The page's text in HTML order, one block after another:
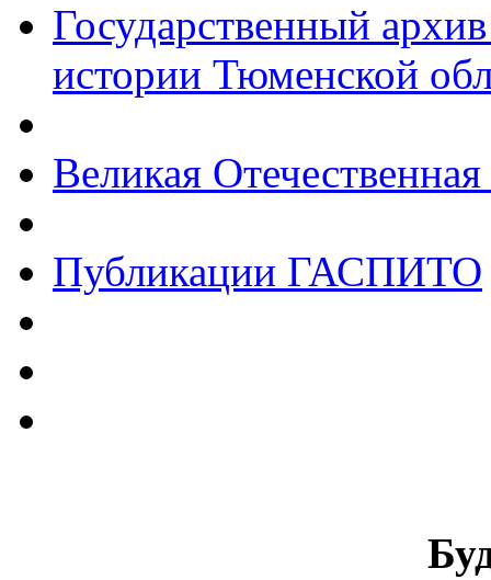
Государственный
истории Тюменской
Великая
Публикации ГАСПИТО